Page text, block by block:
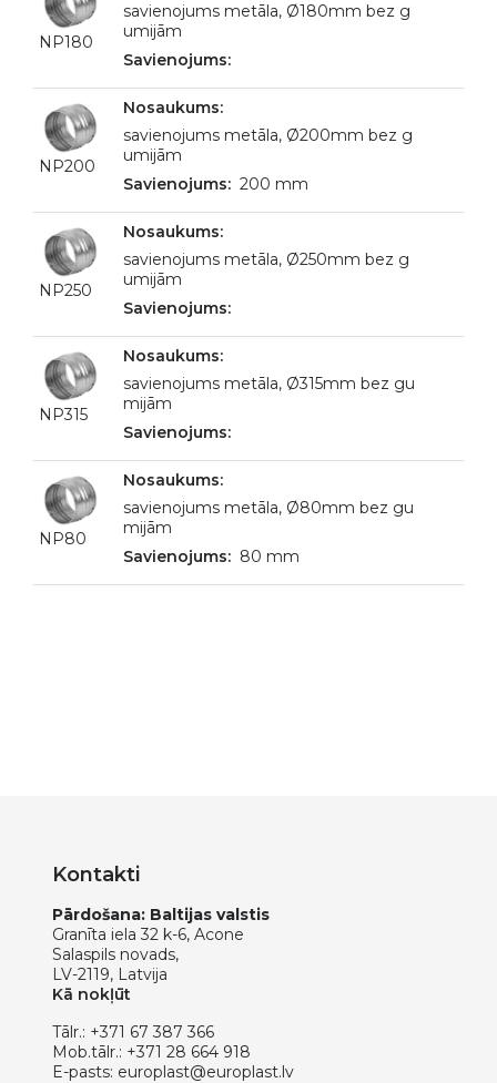
NP180
savienojums metāla, Ø180mm bez g
umijām
NP200
savienojums metāla, Ø200mm bez g
umijām
200 mm
NP250
savienojums metāla, Ø250mm bez g
umijām
NP315
savienojums metāla, Ø315mm bez gu
mijām
NP80
savienojums metāla, Ø80mm bez gu
mijām
80 mm
Kontakti
Pārdošana: Baltijas valstis
Granīta iela 32 k-6, Acone
Salaspils novads,
LV-2119, Latvija
Kā nokļūt
Tālr.: +371 67 387 366
Mob.tālr.: +371 28 664 918
E-pasts: europlast@europlast.lv